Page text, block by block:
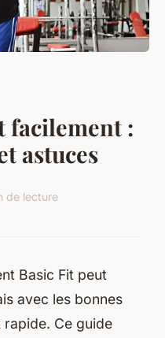
facilement :
astuces
de lecture
Basic Fit peut
avec les bonnes
rapide. Ce guide